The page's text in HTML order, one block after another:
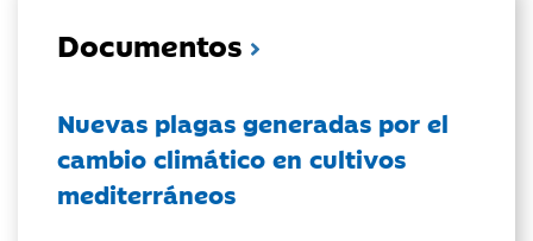
Documentos
Nuevas plagas generadas por el
cambio climático en cultivos
mediterráneos